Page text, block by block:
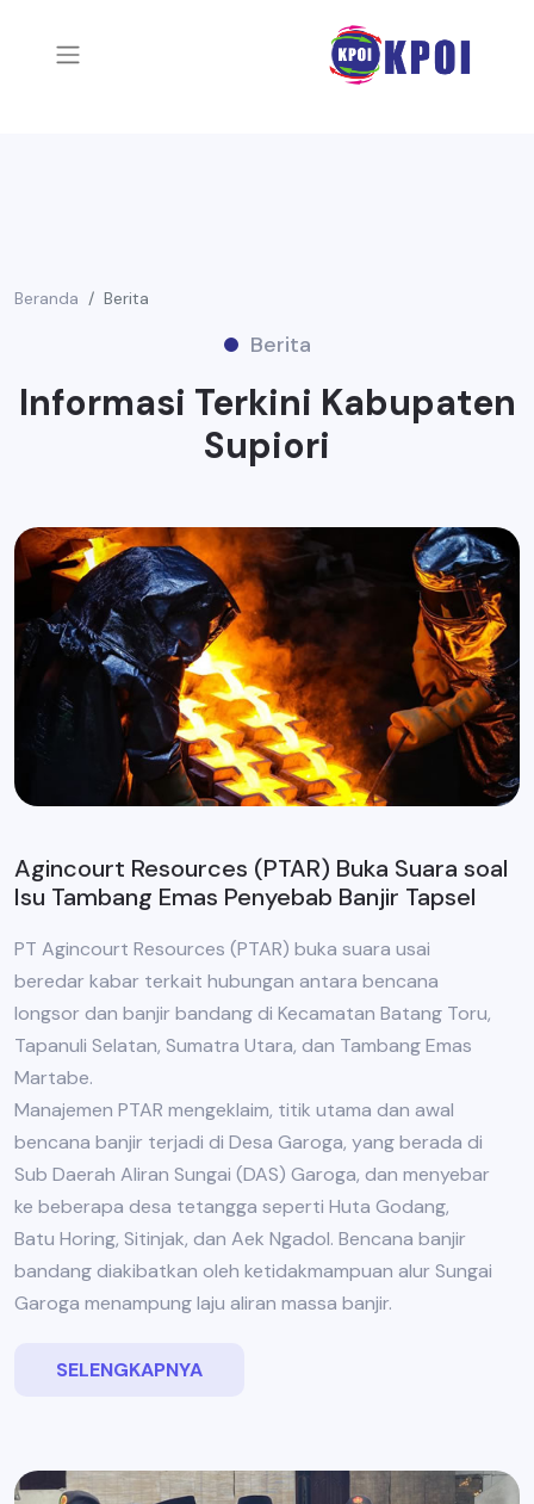
Beranda Berita
Berita
Informasi Terkini Kabupaten
Supiori
Agincourt Resources (PTAR) Buka Suara soal
Isu Tambang Emas Penyebab Banjir Tapsel
PT Agincourt Resources (PTAR) buka suara usai
beredar kabar terkait hubungan antara bencana
longsor dan banjir bandang di Kecamatan Batang Toru,
Tapanuli Selatan, Sumatra Utara, dan Tambang Emas
Martabe.
Manajemen PTAR mengeklaim, titik utama dan awal
bencana banjir terjadi di Desa Garoga, yang berada di
Sub Daerah Aliran Sungai (DAS) Garoga, dan menyebar
ke beberapa desa tetangga seperti Huta Godang,
Batu Horing, Sitinjak, dan Aek Ngadol. Bencana banjir
bandang diakibatkan oleh ketidakmampuan alur Sungai
Garoga menampung laju aliran massa banjir.
SELENGKAPNYA